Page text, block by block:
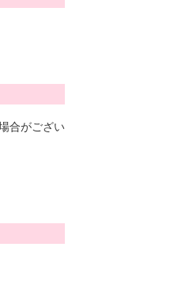
合がござい